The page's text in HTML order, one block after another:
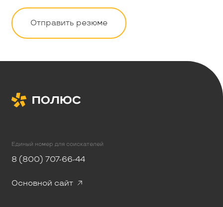
Отправить резюме
Единый номер для соискателей
8 (800) 707-66-44
Основной сайт